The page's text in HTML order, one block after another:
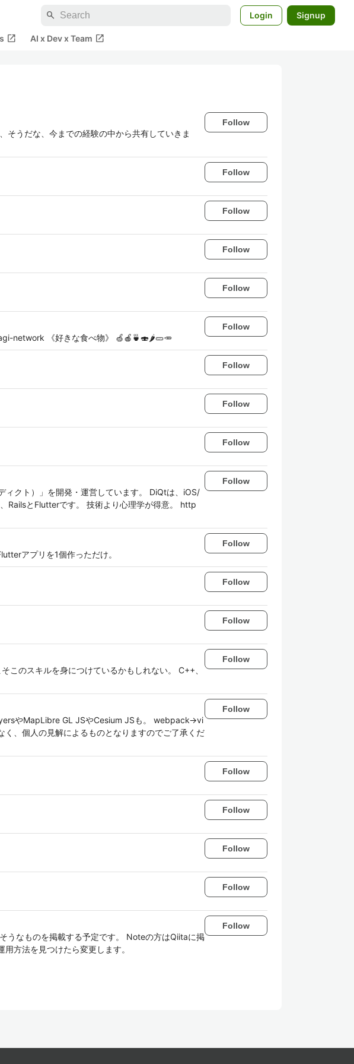
search Login Signup
open_in_new AI x Dev x Team open_in_new
そうだな、今までの経験の中から共有していきま
Follow
Follow
Follow
Follow
Follow
network 《好きな食べ物》 🍏🍎🍵🍣🌶️🥒🥕
Follow
Follow
Follow
Follow
ィクト）」を開発・運営しています。 DiQtは、iOS/
RailsとFlutterです。 技術より心理学が得意。 http
Follow
アプリを1個作っただけ。
Follow
Follow
Follow
このスキルを身につけているかもしれない。 C++、
Follow
やMapLibre GL JSやCesium JSも。 webpack→vi
、個人の見解によるものとなりますのでご了承くだ
Follow
Follow
Follow
Follow
Follow
うなものを掲載する予定です。 Noteの方はQiitaに掲
方法を見つけたら変更します。
Follow